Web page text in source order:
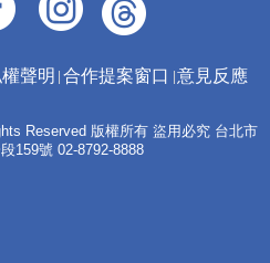
聲明 合作提案窗口 意見反應
Reserved 版權所有 盜用必究 台北市
159號 02-8792-8888